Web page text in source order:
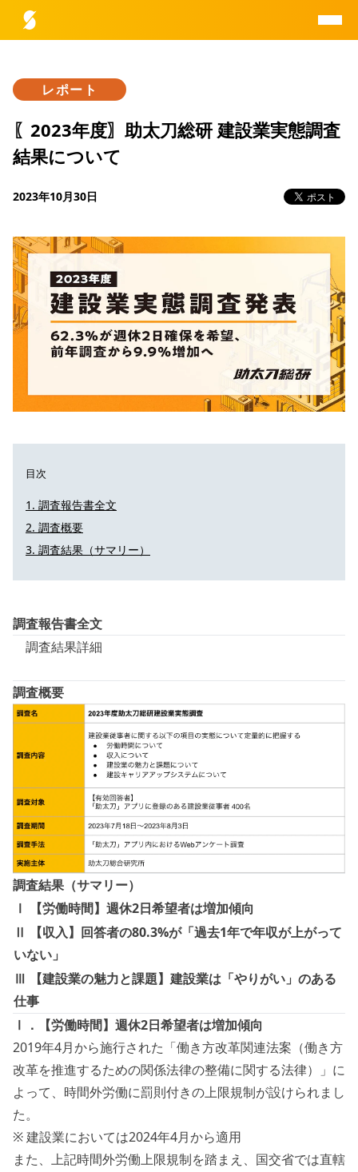
助太刀総研とは
データ一覧
研究員紹介
お問合せ
レポート
〖2023年度〗助太刀総研 建設業実態調査
結果について
2023年10月30日
目次
調査報告書全文
調査概要
調査結果（サマリー）
調査報告書全文
調査結果詳細
調査概要
調査結果（サマリー）
Ⅰ 【労働時間】週休2日希望者は増加傾向
Ⅱ 【収入】回答者の80.3%が「過去1年で年収が上がって
いない」
Ⅲ 【建設業の魅力と課題】建設業は「やりがい」のある
仕事
Ⅰ．【労働時間】週休2日希望者は増加傾向
2019年4月から施行された「働き方改革関連法案（働き方
改革を推進するための関係法律の整備に関する法律）」に
よって、時間外労働に罰則付きの上限規制が設けられまし
た。
※ 建設業においては2024年4月から適用
また、上記時間外労働上限規制を踏まえ、国交省では直轄